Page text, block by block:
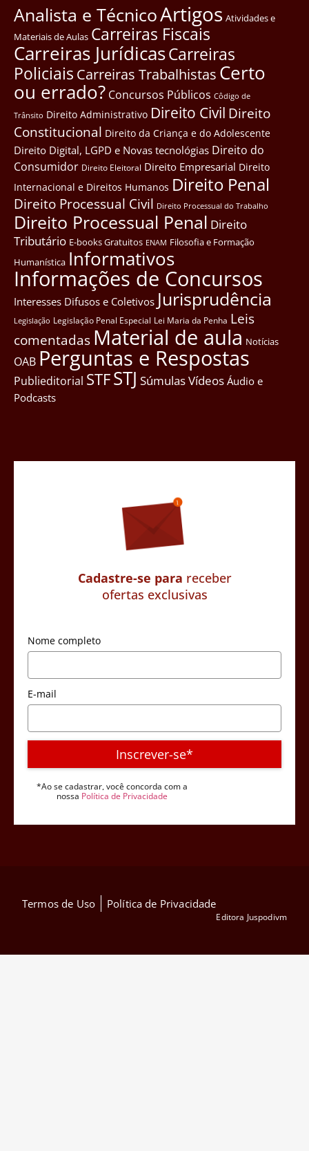
Analista e TécnicoArtigos Atividades e
Materiais de Aulas Carreiras Fiscais
Carreiras JurídicasCarreiras
Policiais Carreiras Trabalhistas Certo
ou errado? Concursos Públicos Côdigo de
Trânsito Direito Administrativo Direito Civil Direito
Constitucional Direito da Criança e do Adolescente
Direito Digital, LGPD e Novas tecnológias Direito do
Consumidor Direito Eleitoral Direito Empresarial Direito
Internacional e Direitos Humanos Direito Penal
Direito Processual Civil Direito Processual do Trabalho
Direito Processual Penal Direito
Tributário E-books Gratuitos ENAM Filosofia e Formação
Humanística Informativos
Informações de Concursos
Interesses Difusos e Coletivos Jurisprudência
Legislação Legislação Penal Especial Lei Maria da Penha Leis
comentadas Material de aula Notícias
OAB Perguntas e Respostas
Publieditorial STFSTJ SúmulasVídeos Áudio e
Podcasts
Cadastre-se para receber
ofertas exclusivas
Nome completo
E-mail
Inscrever-se*
*Ao se cadastrar, você concorda com a
nossa Política de Privacidade
Termos de Uso Política de Privacidade
Editora Juspodivm